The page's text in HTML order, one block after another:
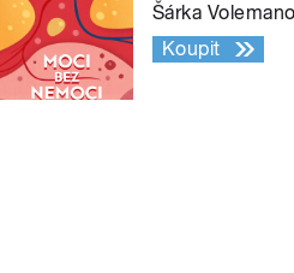
Šárka
Koupit